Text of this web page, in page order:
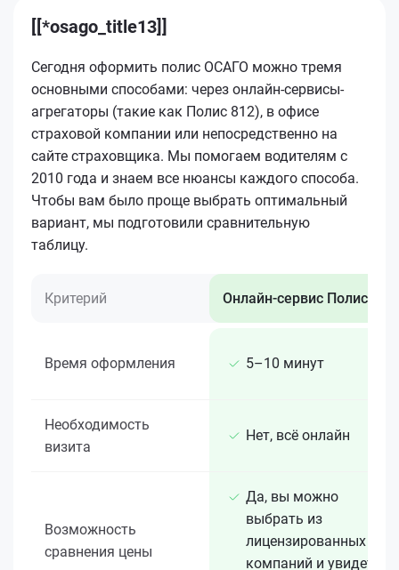
[[*osago_title13]]
Сегодня оформить полис ОСАГО можно тремя
основными способами: через онлайн-сервисы-
агрегаторы (такие как Полис 812), в офисе
страховой компании или непосредственно на
сайте страховщика. Мы помогаем водителям с
2010 года и знаем все нюансы каждого способа.
Чтобы вам было проще выбрать оптимальный
вариант, мы подготовили сравнительную
таблицу.
Критерий Онлайн-сервис Полис 812
Время оформления 5–10 минут
Необходимость
визита
Нет, всё онлайн
Возможность
сравнения цены
Да, вы можно
выбрать из
лицензированных 15+
компаний и увидеть,